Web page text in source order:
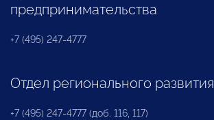
предпринимательства
+7 (495) 247-4777
Отдел регионального развития
+7 (495) 247-4777 (доб. 116, 117)